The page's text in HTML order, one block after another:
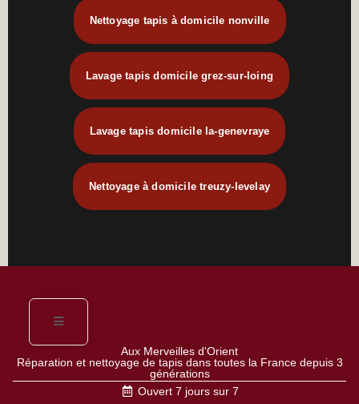
Nettoyage tapis à domicile nonville
Lavage tapis domicile grez-sur-loing
Lavage tapis domicile la-genevraye
Nettoyage à domicile treuzy-levelay
Aux Merveilles d'Orient
Réparation et nettoyage de tapis dans toutes la France depuis 3
générations
Ouvert 7 jours sur 7